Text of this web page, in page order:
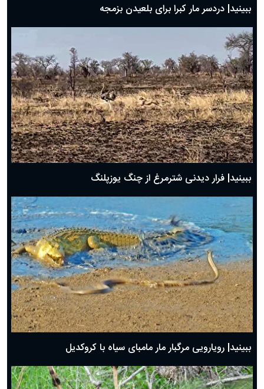
ببینید| دردسر مار کبرا برای بلعیدن بزمجه
ببینید| فرار دیدنی شترمرغ از چنگ یوزپلنگ
ببینید| رویارویی مرگبار مار مامبای سیاه با کروکدیل